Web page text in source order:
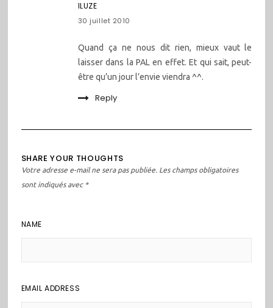
ILUZE
30 juillet 2010
Quand ça ne nous dit rien, mieux vaut le
laisser dans la PAL en effet. Et qui sait, peut-
être qu’un jour l’envie viendra ^^.
Reply
SHARE YOUR THOUGHTS
Votre adresse e-mail ne sera pas publiée. Les champs obligatoires
sont indiqués avec *
NAME
EMAIL ADDRESS